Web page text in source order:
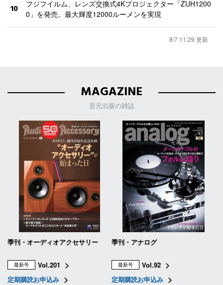
10
フジフイルム、レンズ交換式4Kプロジェクター「ZUH1200
0」を発売。最大輝度12000ルーメンを実現
8/7 11:29 更新
MAGAZINE
音元出版の雑誌
季刊・オーディオアクセサリー
最新号
Vol.201
定期購読お申込み
季刊・アナログ
最新号
Vol.92
定期購読お申込み